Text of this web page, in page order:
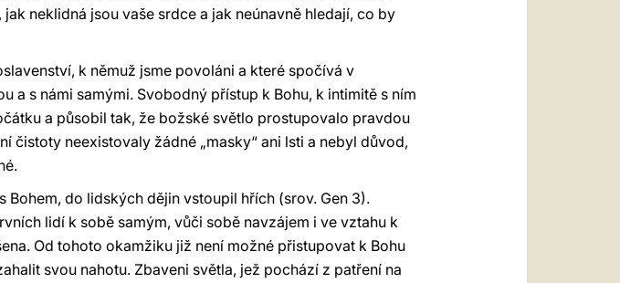
neklidná jsou vaše srdce a jak neúnavně hledají, co by
k němuž jsme povoláni a které spočívá v
a s námi samými. Svobodný přístup k Bohu, k intimitě s ním
a působil tak, že božské světlo prostupovalo pravdou
čistoty neexistovaly žádné „masky“ ani lsti a nebyl důvod,
do lidských dějin vstoupil hřích (srov. Gen 3).
lidí k sobě samým, vůči sobě navzájem i ve vztahu k
Od tohoto okamžiku již není možné přistupovat k Bohu
svou nahotu. Zbaveni světla, jež pochází z patření na